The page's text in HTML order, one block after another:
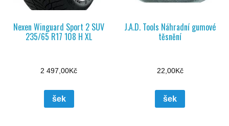
Nexen Winguard Sport 2 SUV
235/65 R17 108 H XL
2 497,00Kč
šek
J.A.D. Tools Náhradní gumové
těsnění
22,00Kč
šek